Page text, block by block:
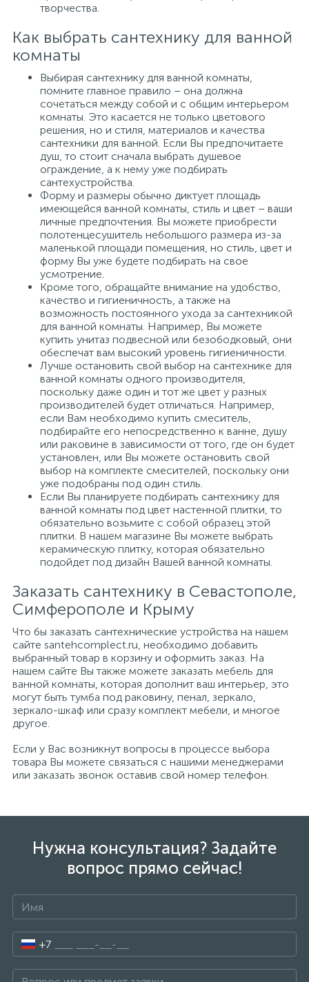
творчества.
Как выбрать сантехнику для ванной
комнаты
Выбирая сантехнику для ванной комнаты,
помните главное правило – она должна
сочетаться между собой и с общим интерьером
комнаты. Это касается не только цветового
решения, но и стиля, материалов и качества
сантехники для ванной. Если Вы предпочитаете
душ, то стоит сначала выбрать душевое
ограждение, а к нему уже подбирать
сантехустройства.
Форму и размеры обычно диктует площадь
имеющейся ванной комнаты, стиль и цвет – ваши
личные предпочтения. Вы можете приобрести
полотенцесушитель небольшого размера из-за
маленькой площади помещения, но стиль, цвет и
форму Вы уже будете подбирать на свое
усмотрение.
Кроме того, обращайте внимание на удобство,
качество и гигиеничность, а также на
возможность постоянного ухода за сантехникой
для ванной комнаты. Например, Вы можете
купить унитаз подвесной или безободковый, они
обеспечат вам высокий уровень гигиеничности.
Лучше остановить свой выбор на сантехнике для
ванной комнаты одного производителя,
поскольку даже один и тот же цвет у разных
производителей будет отличаться. Например,
если Вам необходимо купить смеситель,
подбирайте его непосредственно к ванне, душу
или раковине в зависимости от того, где он будет
установлен, или Вы можете остановить свой
выбор на комплекте смесителей, поскольку они
уже подобраны под один стиль.
Если Вы планируете подбирать сантехнику для
ванной комнаты под цвет настенной плитки, то
обязательно возьмите с собой образец этой
плитки. В нашем магазине Вы можете выбрать
керамическую плитку, которая обязательно
подойдет под дизайн Вашей ванной комнаты.
Заказать сантехнику в Севастополе,
Симферополе и Крыму
Что бы заказать сантехнические устройства на нашем
сайте santehcomplect.ru, необходимо добавить
выбранный товар в корзину и оформить заказ. На
нашем сайте Вы также можете заказать мебель для
ванной комнаты, которая дополнит ваш интерьер, это
могут быть тумба под раковину, пенал, зеркало,
зеркало-шкаф или сразу комплект мебели, и многое
другое.
Если у Вас возникнут вопросы в процессе выбора
товара Вы можете связаться с нашими менеджерами
или заказать звонок оставив свой номер телефон.
Нужна консультация? Задайте
вопрос прямо сейчас!
+7